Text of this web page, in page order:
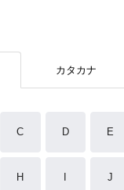
カタカナ
C D E
H J